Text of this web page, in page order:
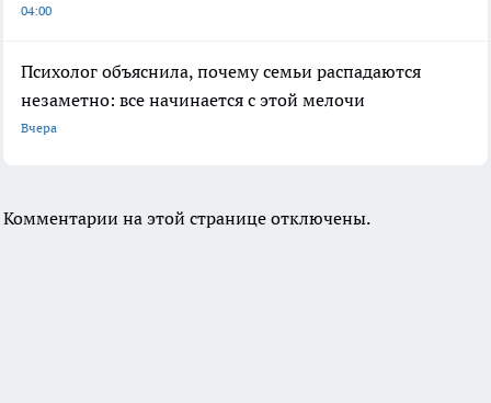
04:00
Психолог объяснила, почему семьи распадаются
незаметно: все начинается с этой мелочи
Вчера
Комментарии на этой странице отключены.